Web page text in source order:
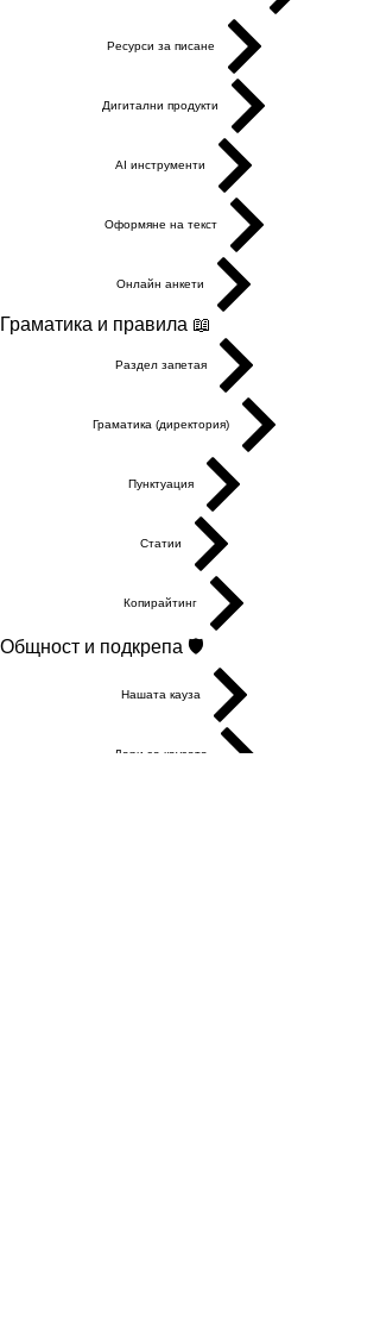
Ресурси за писане
Дигитални продукти
AI инструменти
Оформяне на текст
Онлайн анкети
Граматика и правила 📖
Раздел запетая
Граматика (директория)
Пунктуация
Статии
Копирайтинг
Общност и подкрепа 🛡️
Нашата кауза
Дари за каузата